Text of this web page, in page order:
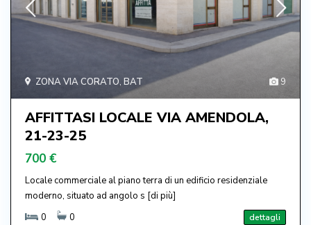
9
ZONA VIA CORATO, BAT
AFFITTASI LOCALE VIA AMENDOLA,
21-23-25
700 €
Locale commerciale al piano terra di un edificio residenziale
moderno, situato ad angolo s [di più]
0
0 dettagli